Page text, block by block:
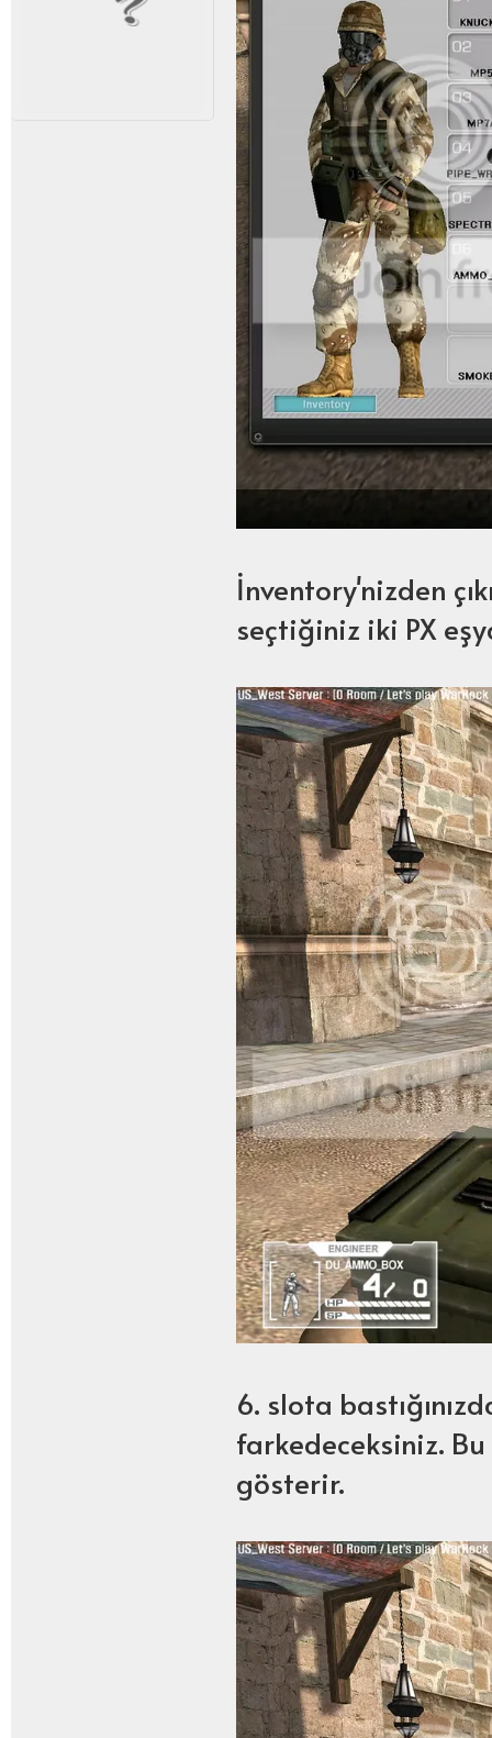
İnventory'nizden
seçtiğiniz iki PX
6. slota
farkedeceksiniz.
gösterir.